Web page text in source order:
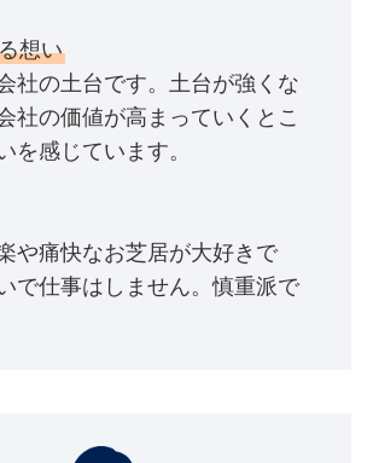
想い
社の土台です。土台が強くな
社の価値が高まっていくとこ
を感じています。
や痛快なお芝居が大好きで
で仕事はしません。慎重派で